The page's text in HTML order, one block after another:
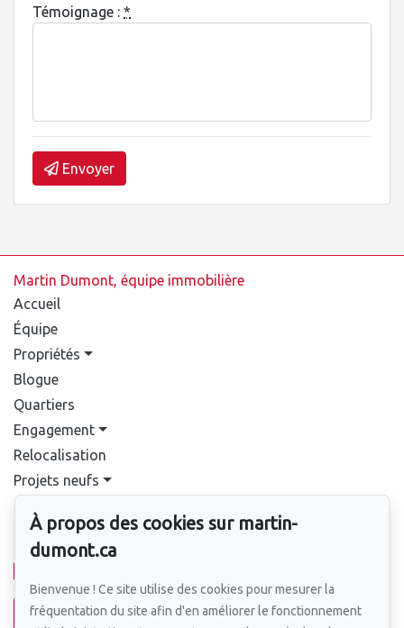
Témoignage : *
Envoyer
Martin Dumont, équipe immobilière
Accueil
Équipe
Propriétés
Blogue
Quartiers
Engagement
Relocalisation
Projets neufs
Pour nous joindre
Écrivez-nous un courriel
À propos des cookies sur martin-
dumont.ca
Bienvenue ! Ce site utilise des cookies pour mesurer la
fréquentation du site afin d'en améliorer le fonctionnement